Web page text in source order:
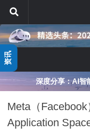
跳至内容
深度分享：AI智
Meta（
Application
资讯